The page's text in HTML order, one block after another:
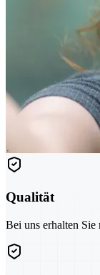
Qualität
Bei uns erhalten Sie